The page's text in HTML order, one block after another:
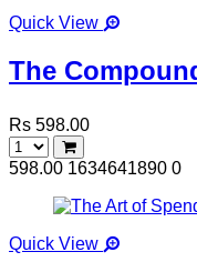
Quick View
The
Rs 598.00
598.00 1634641890 0
Quick View